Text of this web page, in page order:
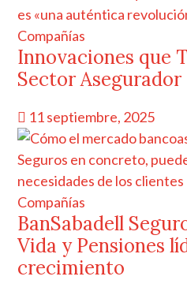
Compañías
Innovaciones que
Sector Asegurador
11 septiembre, 2025
Compañías
BanSabadell
Vida y Pensiones
crecimiento